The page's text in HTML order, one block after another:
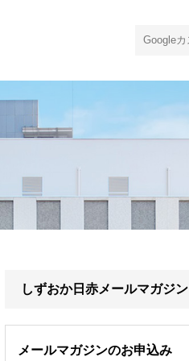
しずおか日赤メールマガジン
メールマガジンのお申込み